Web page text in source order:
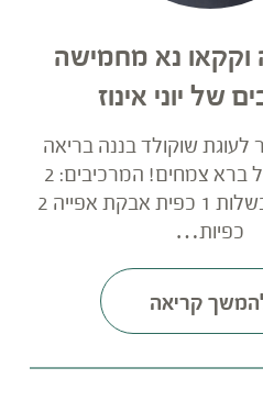
וקקאו נא מחמישה
של יוני אינוז
לעוגת שוקולד בננה בריאה
עם קקאו נא של ברא צמחים! המרכיבים: 2
ביצים 2 בננות בשלות 1 כפית אבקת אפייה 2
כפיות…
קריאה